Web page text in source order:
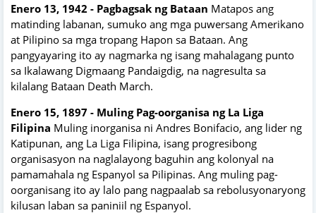
Enero 13, 1942 - Pagbagsak ng Bataan Matapos ang
matinding labanan, sumuko ang mga puwersang Amerikano
at Pilipino sa mga tropang Hapon sa Bataan. Ang
pangyayaring ito ay nagmarka ng isang mahalagang punto
sa Ikalawang Digmaang Pandaigdig, na nagresulta sa
kilalang Bataan Death March.
Enero 15, 1897 - Muling Pag-oorganisa ng La Liga
Filipina Muling inorganisa ni Andres Bonifacio, ang lider ng
Katipunan, ang La Liga Filipina, isang progresibong
organisasyon na naglalayong baguhin ang kolonyal na
pamamahala ng Espanyol sa Pilipinas. Ang muling pag-
oorganisang ito ay lalo pang nagpaalab sa rebolusyonaryong
kilusan laban sa paniniil ng Espanyol.